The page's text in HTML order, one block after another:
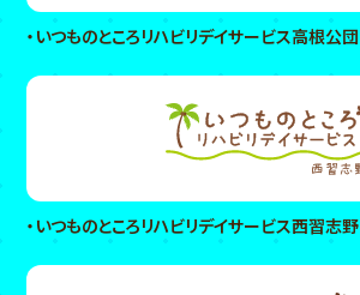
・いつものところリハビリデイサービス高根公団
・いつものところリハビリデイサービス西習志野